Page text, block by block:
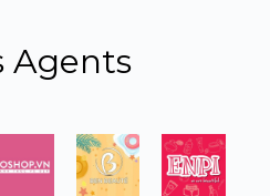
Agents